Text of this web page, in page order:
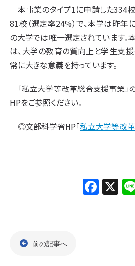
本事業のタイプ1に申請した334
81校（選定率24%）で、本学は昨年
の大学では唯一選定されています。
は、大学の教育の質向上と学生支
常に大きな意義を持っています。
「私立大学等改革総合支援事業」
HPをご参照ください。
◎文部科学省HP「私立大学等改
F
a
X
前の記事へ